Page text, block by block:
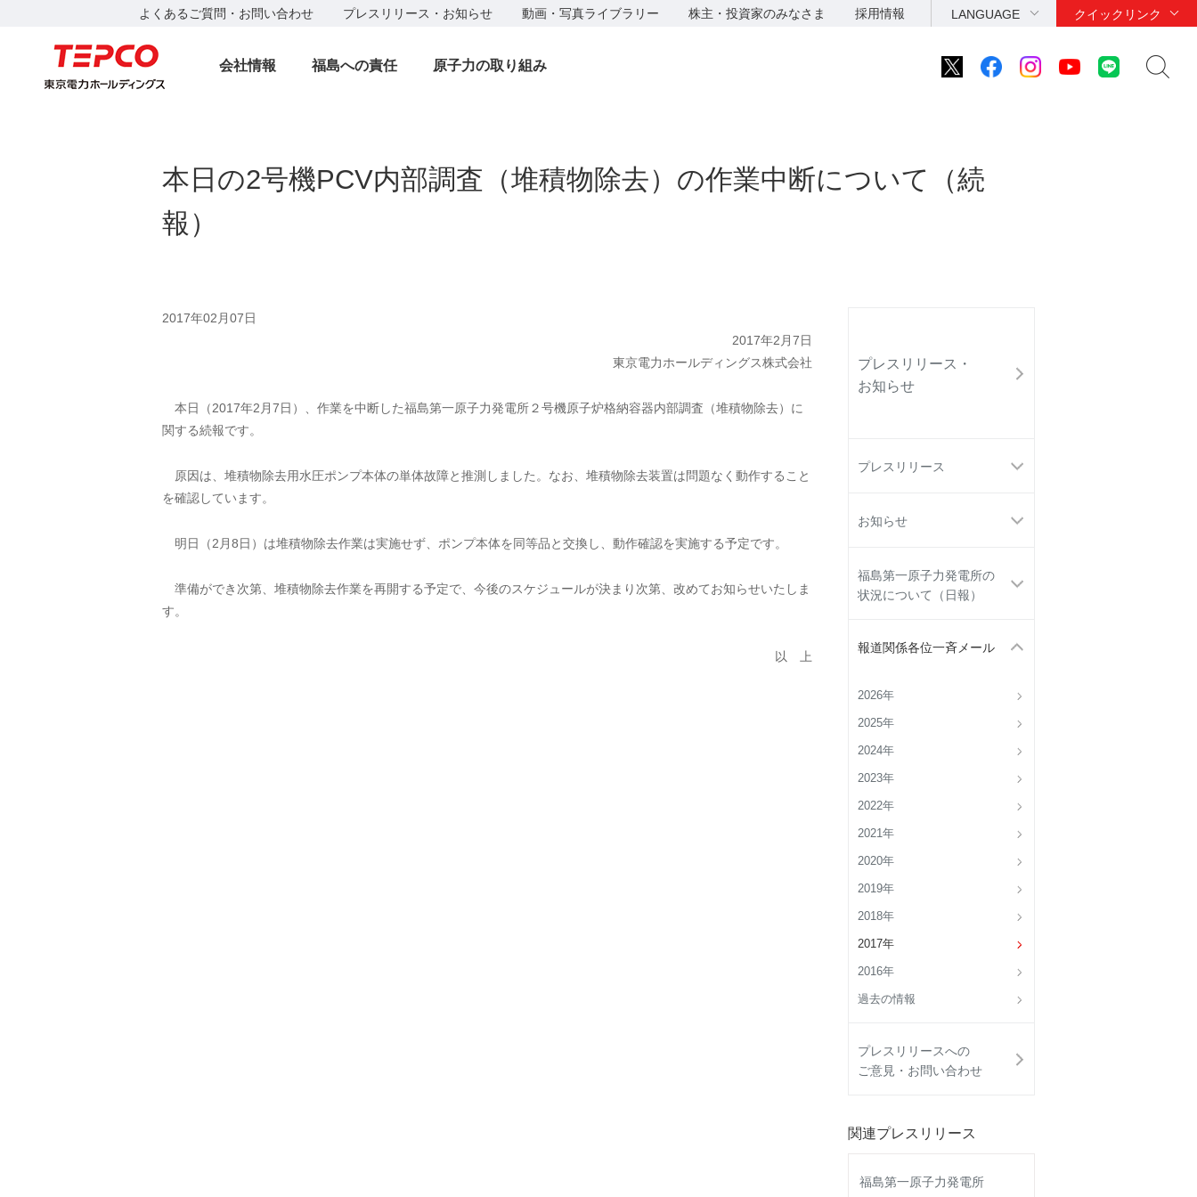
よくあるご質問・お問い合わせ プレスリリース・お知らせ 動画・写真ライブラリー 株主・投資家のみなさま 採用情報 LANGUAGE クイックリンク
会社情報 福島への責任 原子力の取り組み
プレスリリース・
お知らせ
プレスリリース
お知らせ
福島第一原子力発電所の
状況について（日報）
報道関係各位一斉メール
2026年
2025年
2024年
2023年
2022年
2021年
2020年
2019年
2018年
2017年
2016年
過去の情報
プレスリリースへの
ご意見・お問い合わせ
関連プレスリリース
福島第一原子力発電所
本日の2号機PCV内部調査（堆積物除去）の作業中断について（続
報）
2017年02月07日
2017年2月7日
東京電力ホールディングス株式会社
本日（2017年2月7日）、作業を中断した福島第一原子力発電所２号機原子炉格納容器内部調査（堆積物除去）に
関する続報です。
原因は、堆積物除去用水圧ポンプ本体の単体故障と推測しました。なお、堆積物除去装置は問題なく動作すること
を確認しています。
明日（2月8日）は堆積物除去作業は実施せず、ポンプ本体を同等品と交換し、動作確認を実施する予定です。
準備ができ次第、堆積物除去作業を再開する予定で、今後のスケジュールが決まり次第、改めてお知らせいたしま
す。
以 上